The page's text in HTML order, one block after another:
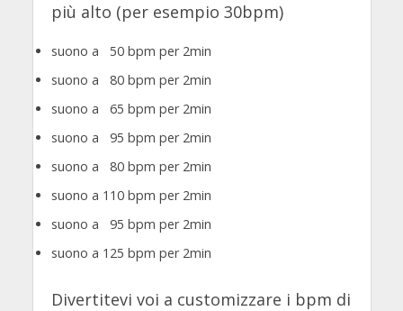
più alto (per esempio 30bpm)
suono a 50 bpm per 2min
suono a 80 bpm per 2min
suono a 65 bpm per 2min
suono a 95 bpm per 2min
suono a 80 bpm per 2min
suono a 110 bpm per 2min
suono a 95 bpm per 2min
suono a 125 bpm per 2min
Divertitevi voi a customizzare i bpm di